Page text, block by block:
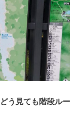
う見ても階段ルー